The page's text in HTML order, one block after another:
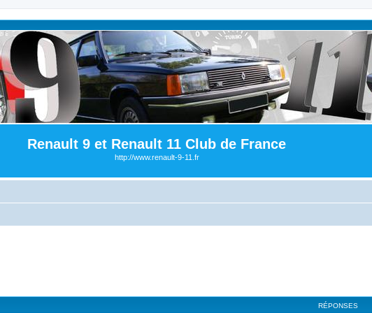
Renault 9 et Renault 11 Club de France
http://www.renault-9-11.fr
RÉPONSES